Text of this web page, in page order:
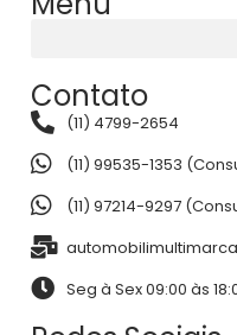
Contato
(11) 4799-2654
(11) 99535-1353
(11) 97214-9297
Seg à Sex 09:00 às